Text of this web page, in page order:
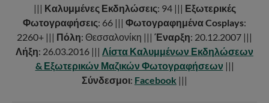
||| Καλυμμένες Εκδηλώσεις: 94 ||| Εξωτερικές
Φωτογραφήσεις: 66 ||| Φωτογραφημένα Cosplays:
2260+ ||| Πόλη: Θεσσαλονίκη ||| Έναρξη: 20.12.2007 |||
Λήξη: 26.03.2016 ||| Λίστα Καλυμμένων Εκδηλώσεων
& Εξωτερικών Μαζικών Φωτογραφήσεων |||
Σύνδεσμοι: Facebook |||